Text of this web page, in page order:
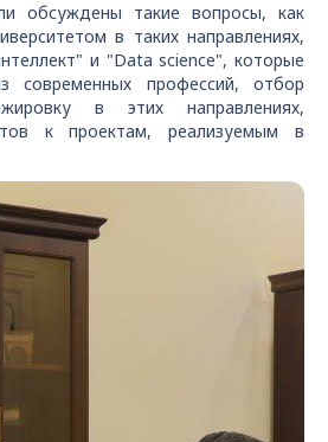
обсуждены такие вопросы, как
в таких направлениях,
и "Data science", которые
современных профессий, отбор
в этих направлениях,
к проектам, реализуемым в